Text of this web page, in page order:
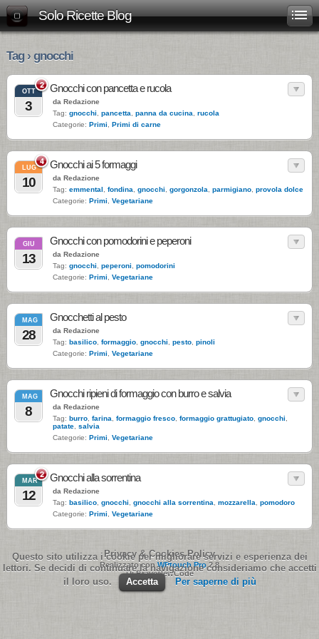
Solo Ricette Blog
Tag › gnocchi
2
OTT
3
Gnocchi con pancetta e rucola
da Redazione
Tag: gnocchi pancetta panna da cucina
rucola
Categorie: Primi Primi di carne
4
LUG
10
Gnocchi ai 5 formaggi
da Redazione
Tag: emmental fondina gnocchi gorgonzola parmigiano provola dolce
Categorie: Primi Vegetariane
GIU
13
Gnocchi con pomodorini e peperoni
da Redazione
Tag: gnocchi peperoni
pomodorini
Categorie: Primi Vegetariane
MAG
28
Gnocchetti al pesto
da Redazione
Tag: basilico formaggio gnocchi pesto pinoli
Categorie: Primi Vegetariane
MAG
8
Gnocchi ripieni di formaggio con burro e salvia
da Redazione
Tag: burro farina formaggio fresco formaggio grattugiato gnocchi
patate salvia
Categorie: Primi Vegetariane
2
MAR
12
Gnocchi alla sorrentina
da Redazione
Tag: basilico gnocchi gnocchi alla sorrentina mozzarella
pomodoro
Categorie: Primi Vegetariane
Questo sito utilizza i cookie per migliorare servizi e esperienza dei
lettori. Se decidi di continuare la navigazione consideriamo che accetti
il loro uso.
Accetta Per saperne di più
Privacy & Cookies Policy
Realizzato conWPtouch Pro2.8
Di BraveNewCode